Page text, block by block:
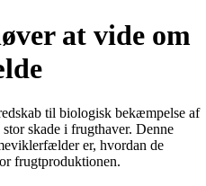
at vide om
til biologisk bekæmpelse af
skade i frugthaver. Denne
er, hvordan de
frugtproduktionen.